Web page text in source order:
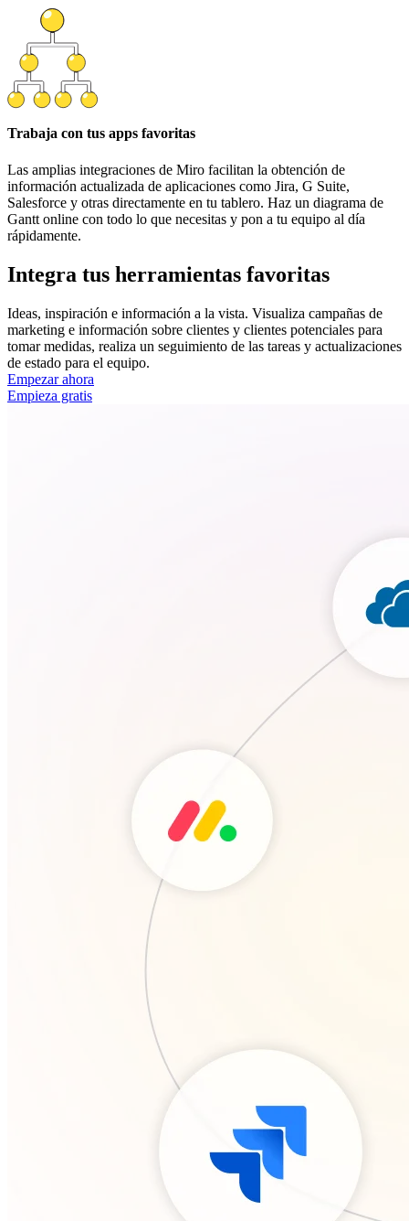
Trabaja con tus apps favoritas
Las amplias integraciones de Miro facilitan la obtención de
información actualizada de aplicaciones como Jira, G Suite,
Salesforce y otras directamente en tu tablero. Haz un diagrama de
Gantt online con todo lo que necesitas y pon a tu equipo al día
rápidamente.
Integra tus herramientas favoritas
Ideas, inspiración e información a la vista. Visualiza campañas de
marketing e información sobre clientes y clientes potenciales para
tomar medidas, realiza un seguimiento de las tareas y actualizaciones
de estado para el equipo.
Empezar ahora
Empieza gratis